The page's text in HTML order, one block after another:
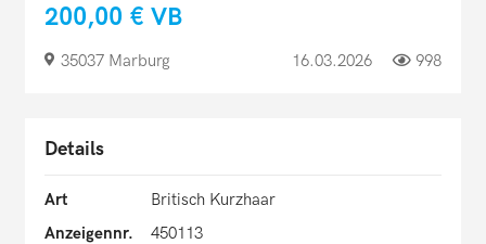
200,00 € VB
35037 Marburg 16.03.2026 998
Details
Art
Britisch Kurzhaar
Anzeigennr.
450113